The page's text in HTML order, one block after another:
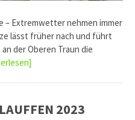
– Extremwetter nehmen immer
lässt früher nach und führt
der Oberen Traun die
2023